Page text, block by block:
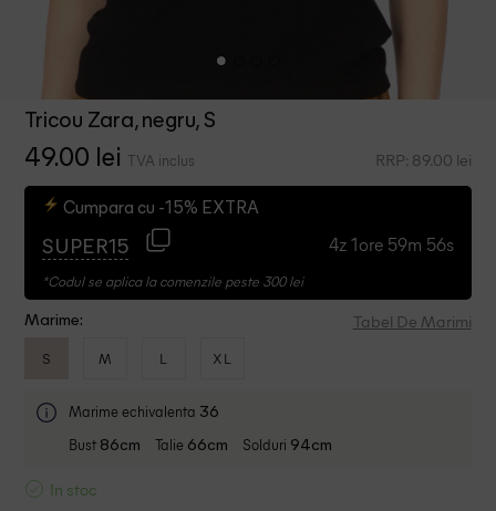
Tricou Zara, negru, S
49.00 lei TVA inclus RRP: 89.00 lei
Cumpara cu -15% EXTRA
SUPER15 4z 1ore 59m 55s
*Codul se aplica la comenzile peste 300 lei
Marime: Tabel De Marimi
S M L XL
Marime echivalenta 36
Bust 86cm Talie 66cm Solduri 94cm
In stoc